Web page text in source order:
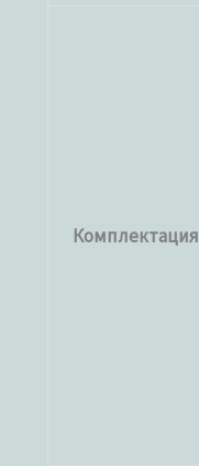
Комплектация